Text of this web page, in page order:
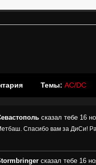
Темы: AC/DC
сказал тебе 16
Спасибо вам за ДиСи!
сказал тебе 16